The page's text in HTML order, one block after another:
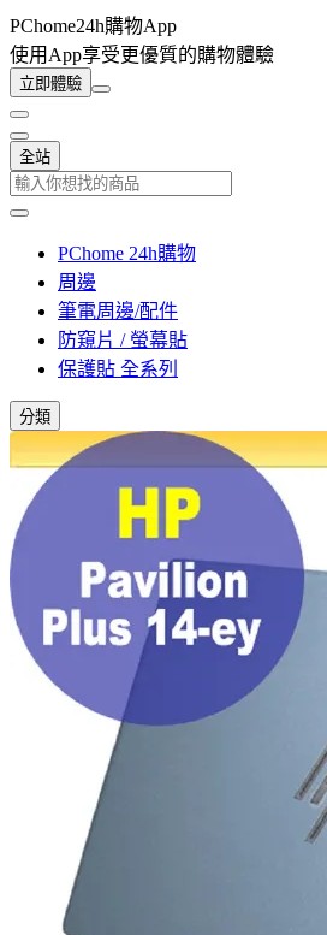
PChome24h購物App
使用App享受更優質的購物體驗
立即體驗
全站
PChome 24h購物
周邊
筆電周邊/配件
防窺片 / 螢幕貼
保護貼 全系列
分類